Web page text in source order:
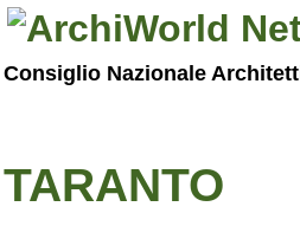
Consiglio Nazionale
TARANTO